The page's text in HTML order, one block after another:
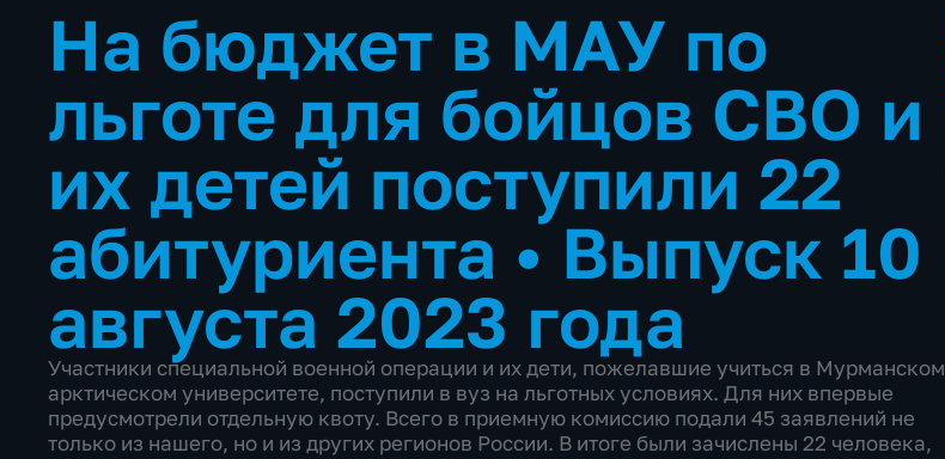
На бюджет в МАУ по
льготе для бойцов СВО и
их детей поступили 22
абитуриента • Выпуск 10
августа 2023 года
Участники специальной военной операции и их дети, пожелавшие учиться в Мурманском
арктическом университете, поступили в вуз на льготных условиях. Для них впервые
предусмотрели отдельную квоту. Всего в приемную комиссию подали 45 заявлений не
только из нашего, но и из других регионов России. В итоге были зачислены 22 человека,